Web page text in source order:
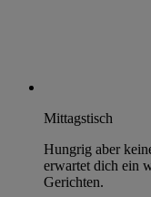
Mittagstisch
Hungrig aber
erwartet dich ein
Gerichten.